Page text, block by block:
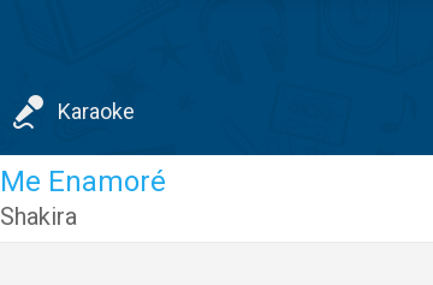
Karaoke
Me Enamoré
Shakira